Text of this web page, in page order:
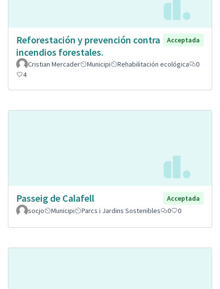
Reforestación y prevención contra
incendios forestales.
Acceptada
Cristian Mercader Municipi Rehabilitación ecológica
0
4
Passeig de Calafell
Acceptada
socjo
Municipi Parcs i Jardins Sostenibles 0 0